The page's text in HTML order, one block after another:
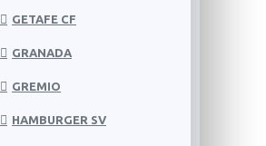
GETAFE CF
GRANADA
GREMIO
HAMBURGER SV